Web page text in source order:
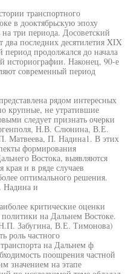
транспортного
в дооктябрьскую эпоху
три периода. Досоветский
два последних десятилетия XIX
продолжался до начала
историографии. Наконец, 90-е
современный период
рядом интересных
крупные, не утратившие
следует признать очерки
Н.В. Слюнина, В.Е.
Матвеева, П. Надина1. В этих
формирования
Востока, выявляются
и в ряде случаев
оптимального решения.
Надина и
критические оценки
на Дальнем Востоке.
Забугина, В.Е. Тимонова)
роль частного
на Дальнем ф
поощрения частной
значением на этапе